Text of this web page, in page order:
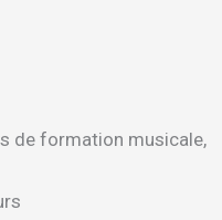
de formation musicale,